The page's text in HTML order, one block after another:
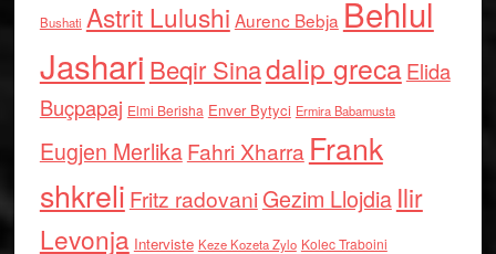
Bushati Astrit Lulushi Aurenc Bebja Behlul
Jashari Beqir Sinadalip grecaElida
Buçpapaj Elmi Berisha Enver Bytyci Ermira Babamusta
Eugjen MerlikaFahri Xharra Frank
shkreli Fritz radovaniGezim Llojdia Ilir
Levonja Interviste Keze Kozeta Zylo Kolec Traboini